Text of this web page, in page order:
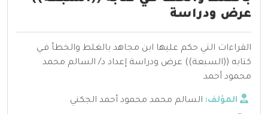
عرض ودراسة
القراءات التي حكم عليها ابن مجاهد بالغلط والخطأ فـي
كتابه ((السبعة)) عرض ودراسة إعداد د/ السالم محمد
محمود أحمد
المؤلف: السالم محمد محمود أحمد الجكني